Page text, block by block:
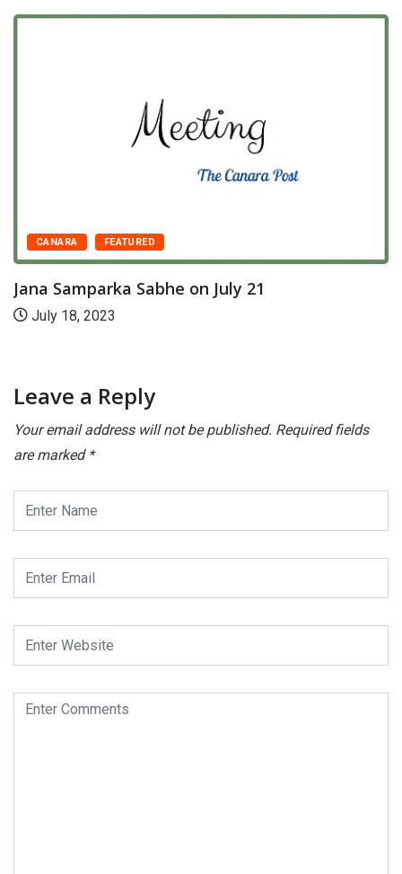
CANARA FEATURED
Jana Samparka Sabhe on July 21
July 18, 2023
Leave a Reply
Your email address will not be published. Required fields
are marked *